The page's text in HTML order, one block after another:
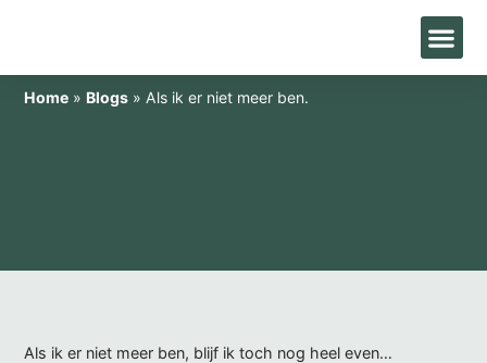
Home » Blogs » Als ik er niet meer ben.
Als ik er niet meer ben, blijf ik toch nog heel even…